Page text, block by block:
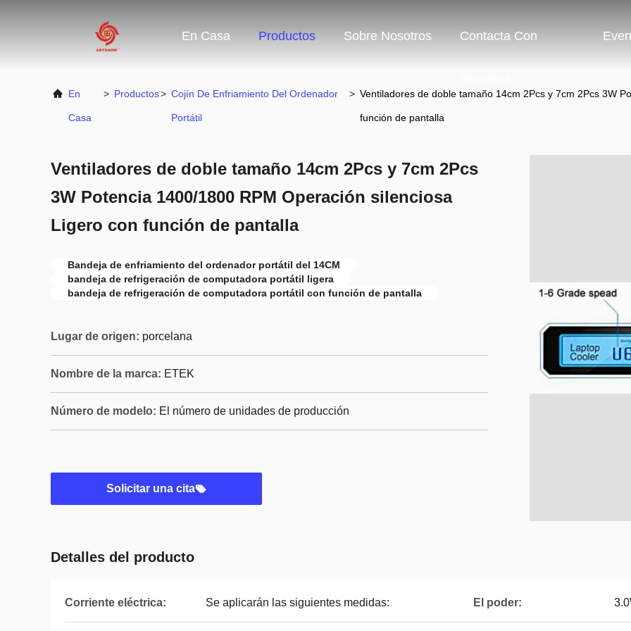
En Casa Productos Sobre Nosotros Contacta Con
En
Casa
> Productos> Cojín De Enfriamiento Del Ordenador
Portátil
> Ventiladores de doble tamaño 14cm 2Pcs y 7cm 2Pcs 3W
función de pantalla
Ventiladores de doble tamaño 14cm 2Pcs y 7cm 2Pcs
3W Potencia 1400/1800 RPM Operación silenciosa
Ligero con función de pantalla
Bandeja de enfriamiento del ordenador portátil del 14CM
bandeja de refrigeración de computadora portátil ligera
bandeja de refrigeración de computadora portátil con función de pantalla
Lugar de origen: porcelana
Nombre de la marca: ETEK
Número de modelo: El número de unidades de producción
Solicitar una cita
Detalles del producto
Corriente eléctrica: Se aplicarán las siguientes medidas: El poder: